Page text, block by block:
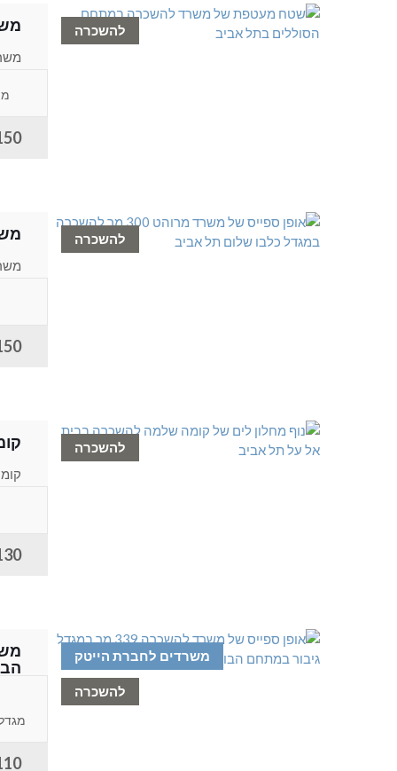
להשכרה
150 ש"ח
להשכרה משרד
150 ש"ח
להשכרה
130 ש"ח
משרדים לחברת הייטק
להשכרה
110 ש"ח